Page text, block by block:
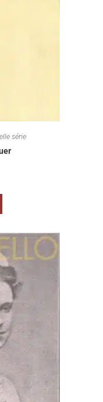
série